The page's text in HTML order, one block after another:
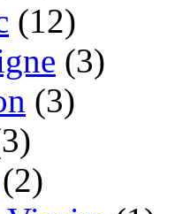
(12)
(3)
(3)
(2)